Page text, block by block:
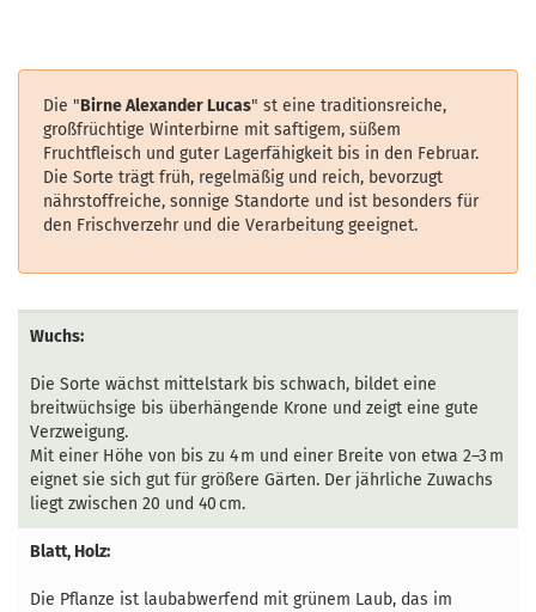
Die "Birne Alexander Lucas" st eine traditionsreiche,
großfrüchtige Winterbirne mit saftigem, süßem
Fruchtfleisch und guter Lagerfähigkeit bis in den Februar.
Die Sorte trägt früh, regelmäßig und reich, bevorzugt
nährstoffreiche, sonnige Standorte und ist besonders für
den Frischverzehr und die Verarbeitung geeignet.
Wuchs:
Die Sorte wächst mittelstark bis schwach, bildet eine
breitwüchsige bis überhängende Krone und zeigt eine gute
Verzweigung.
Mit einer Höhe von bis zu 4 m und einer Breite von etwa 2–3 m
eignet sie sich gut für größere Gärten. Der jährliche Zuwachs
liegt zwischen 20 und 40 cm.
Blatt, Holz:
Die Pflanze ist laubabwerfend mit grünem Laub, das im